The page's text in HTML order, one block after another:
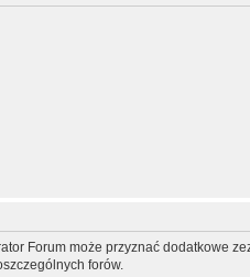
Forum może przyznać dodatkowe
forów.